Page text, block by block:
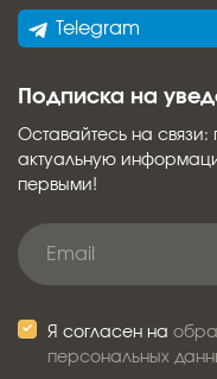
Telegram
Подписка на
Оставайтесь на связи:
актуальную
первыми!
Я согласен на
персональных